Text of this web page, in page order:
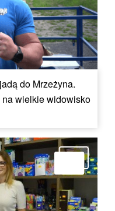
do Mrzeżyna.
wielkie widowisko